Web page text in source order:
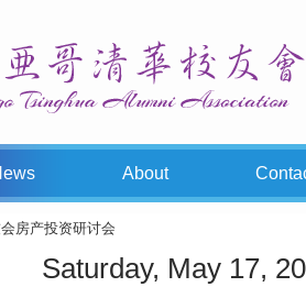
About
房产投资研讨会
Saturday, May 17,